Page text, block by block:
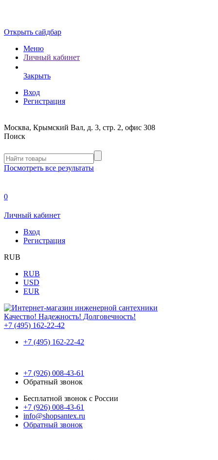
Открыть сайдбар
Меню
Личный кабинет
Закрыть
Вход
Регистрация
Москва, Крымский Вал, д. 3, стр. 2, офис 308
Поиск
Посмотреть все результаты
0
Личный кабинет
Вход
Регистрация
RUB
RUB
USD
EUR
Качество! Надежность! Долговечность!
+7 (495) 162-22-42
+7 (495) 162-22-42
+7 (926) 008-43-61
Обратный звонок
Бесплатной звонок с России
+7 (926) 008-43-61
info@shopsantex.ru
Обратный звонок